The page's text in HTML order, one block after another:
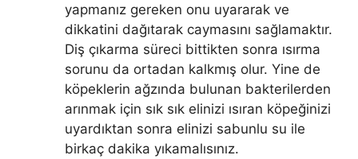
yapmanız gereken onu uyararak ve
dikkatini dağıtarak caymasını sağlamaktır.
Diş çıkarma süreci bittikten sonra ısırma
sorunu da ortadan kalkmış olur. Yine de
köpeklerin ağzında bulunan bakterilerden
arınmak için sık sık elinizi ısıran köpeğinizi
uyardıktan sonra elinizi sabunlu su ile
birkaç dakika yıkamalısınız.